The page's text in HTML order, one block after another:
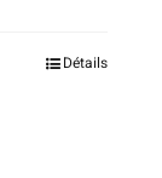
Détails